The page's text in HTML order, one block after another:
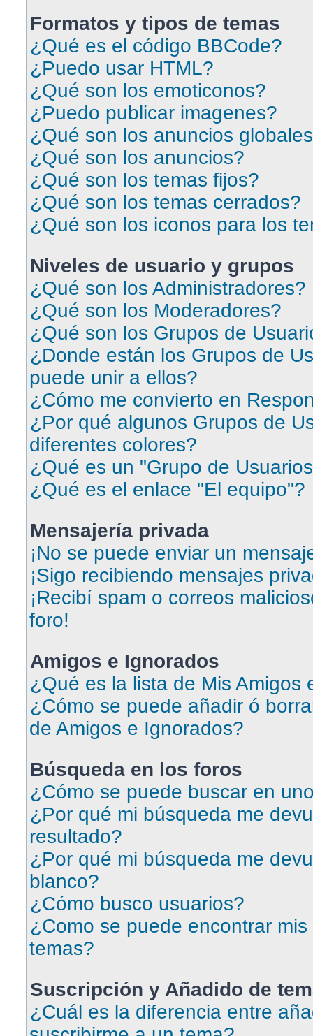
Formatos y tipos de temas
¿Qué es el código BBCode?
¿Puedo usar HTML?
¿Qué son los emoticonos?
¿Puedo publicar imagenes?
¿Qué son los anuncios
¿Qué son los anuncios?
¿Qué son los temas fijos?
¿Qué son los temas cerrados?
¿Qué son los iconos para los
Niveles de usuario y grupos
¿Qué son los Administradores?
¿Qué son los Moderadores?
¿Qué son los Grupos de
¿Donde están los Grupos de
puede unir a ellos?
¿Cómo me convierto en
¿Por qué algunos Grupos de
diferentes colores?
¿Qué es un "Grupo de
¿Qué es el enlace "El equipo"?
Mensajería privada
¡No se puede enviar un
¡Sigo recibiendo mensajes
¡Recibí spam o correos
foro!
Amigos e Ignorados
¿Qué es la lista de Mis Amigos
¿Cómo se puede añadir ó
de Amigos e Ignorados?
Búsqueda en los foros
¿Cómo se puede buscar en
¿Por qué mi búsqueda me
resultado?
¿Por qué mi búsqueda me
blanco?
¿Cómo busco usuarios?
¿Como se puede encontrar
temas?
Suscripción y Añadido de
¿Cuál es la diferencia entre